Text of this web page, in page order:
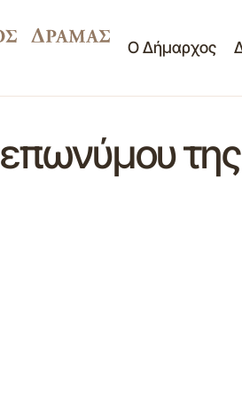
Ο Δήμαρχος